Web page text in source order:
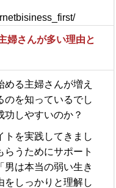
婦さんが多い理由と
る主婦さんが増え
のを知っているでし
功しやすいのか？
トを実践してきまし
うためにサポート
男は本当の弱い生き
をしっかりと理解し